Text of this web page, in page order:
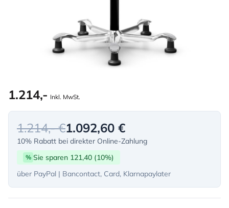
1.214,- Inkl. MwSt.
1.214,- €1.092,60 €
10% Rabatt bei direkter Online-Zahlung
% Sie sparen 121,40 (10%)
über PayPal | Bancontact, Card, Klarnapaylater